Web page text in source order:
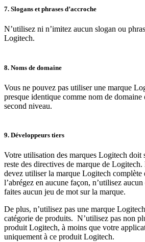
7. Slogans et phrases d’accroche
N’utilisez ni n’imitez aucun slogan ou
Logitech.
8. Noms de domaine
Vous ne pouvez pas utiliser une marque
presque identique comme nom de
second niveau.
9. Développeurs tiers
Votre utilisation des marques Logitech doit
reste des directives de marque de
devez utiliser la marque Logitech complète
l’abrégez en aucune façon, n’utilisez
faites aucun jeu de mot sur la marque.
De plus, n’utilisez pas une marque
catégorie de produits. N’utilisez pas non
produit Logitech, à moins que votre
uniquement à ce produit Logitech.